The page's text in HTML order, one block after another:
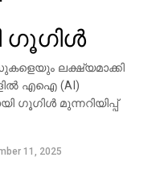
ഗൂഗിള്‍
ലക്ഷ്യമാക്കി
എഐ (AI)
ഗൂഗിള്‍ മുന്നറിയിപ്പ്